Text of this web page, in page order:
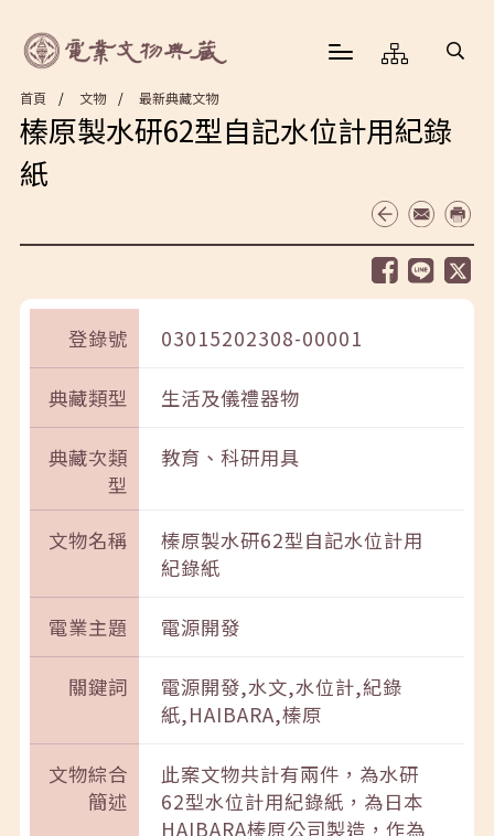
首頁 文物 最新典藏文物
榛原製水研62型自記水位計用紀錄
紙
登錄號 03015202308-00001
典藏類型 生活及儀禮器物
典藏次類
型
教育、科研用具
文物名稱
榛原製水研62型自記水位計用
紀錄紙
電業主題 電源開發
關鍵詞
電源開發,水文,水位計,紀錄
紙,HAIBARA,榛原
文物綜合
簡述
此案文物共計有兩件，為水研
62型水位計用紀錄紙，為日本
HAIBARA榛原公司製造，作為